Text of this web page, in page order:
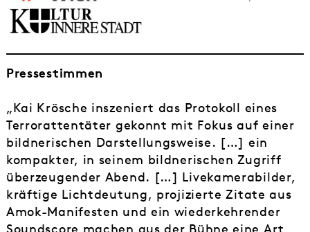
Pressestimmen
„Kai Krösche inszeniert das Protokoll eines
Terrorattentäter gekonnt mit Fokus auf einer
bildnerischen Darstellungsweise. […] ein
kompakter, in seinem bildnerischen Zugriff
überzeugender Abend. […] Livekamerabilder,
kräftige Lichtdeutung, projizierte Zitate aus
Amok-Manifesten und ein wiederkehrender